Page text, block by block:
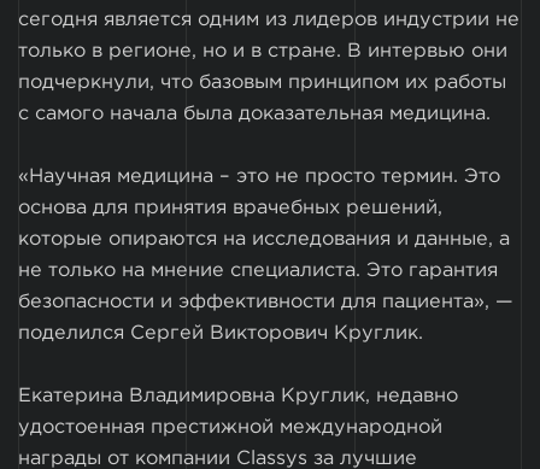
сегодня является одним из лидеров индустрии не
только в регионе, но и в стране. В интервью они
подчеркнули, что базовым принципом их работы
с самого начала была доказательная медицина.
«Научная медицина – это не просто термин. Это
основа для принятия врачебных решений,
которые опираются на исследования и данные, а
не только на мнение специалиста. Это гарантия
безопасности и эффективности для пациента», —
поделился Сергей Викторович Круглик.
Екатерина Владимировна Круглик, недавно
удостоенная престижной международной
награды от компании Classys за лучшие